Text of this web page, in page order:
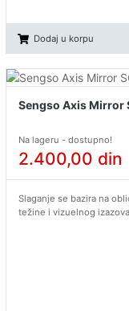
Dodaj u korpu
Sengso Axis Mirror
Na lageru - dostupno!
2.400,00 din
Slaganje se bazira na
težine i vizuelnog